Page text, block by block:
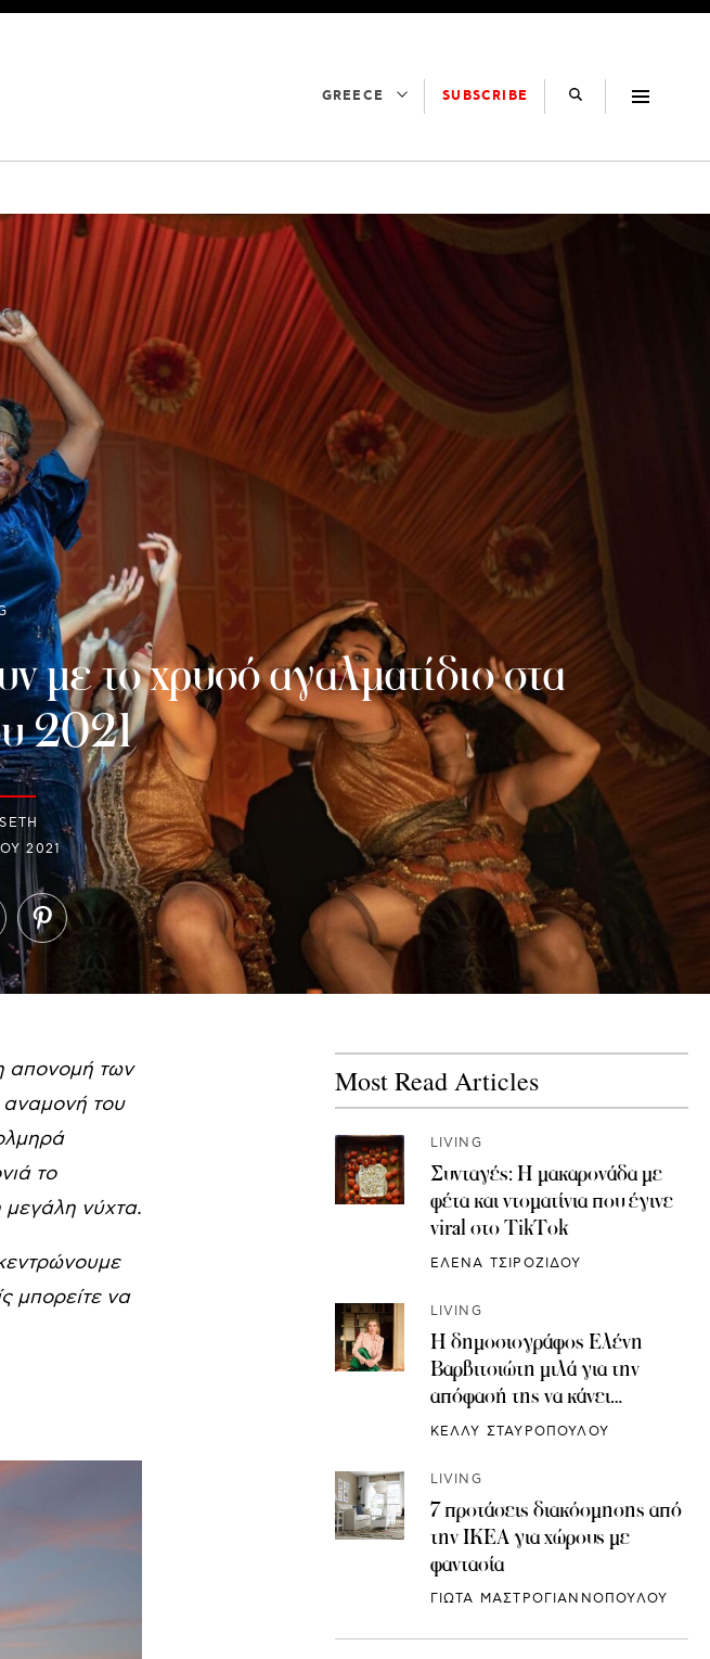
GREECE SUBSCRIBE
με το χρυσό αγαλματίδιο στα
2021
2021
απονομή των
αναμονή του
το
μεγάλη νύχτα.
μπορείτε να
Most Read Articles
LIVING
Συνταγές: H μακαρονάδα με
φέτα και ντοματίνια που έγινε
viral στο TikTok
ΕΛΕΝΑ ΤΣΙΡΟΖΙΔΟΥ
LIVING
Η δημοσιογράφος Ελένη
Βαρβιτσιώτη μιλά για την
απόφασή της να κάνει
κρυοσυντήρηση ωαρίων
ΚΕΛΛΥ ΣΤΑΥΡΟΠΟΥΛΟΥ
LIVING
7 προτάσεις διακόσμησης από
την IKEA για χώρους με
φαντασία
ΓΙΩΤΑ ΜΑΣΤΡΟΓΙΑΝΝΟΠΟΥΛΟΥ